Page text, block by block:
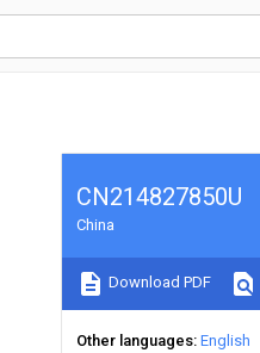
CN214827850U
China
Download PDF
Other languages English